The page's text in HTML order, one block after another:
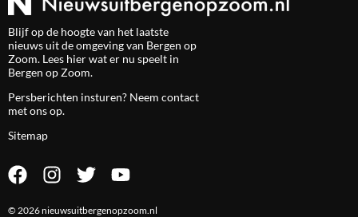
Blijf op de hoogte van het laatste
nieuws uit de omgeving van Bergen op
Zoom. Lees hier wat er nu speelt in
Bergen op Zoom.
Persberichten insturen? Neem contact
met ons op.
Sitemap
© 2026 nieuwsuitbergenopzoom.nl